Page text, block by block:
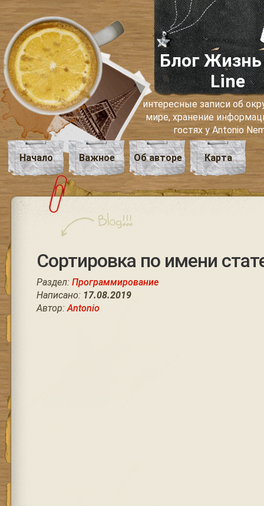
Блог Жизнь
Line
интересные записи об
мире, хранение
гостях у Antonio
Начало Важное Об авторе Карта
Сортировка по имени
Раздел: Программирование
Написано: 17.08.2019
Автор:Antonio